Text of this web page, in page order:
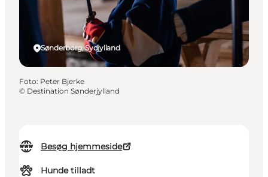
Besøg hjemmeside
Hunde tilladt
Sønderborg, Sydjylland
Foto: Peter Bjerke
© Destination Sønderjylland